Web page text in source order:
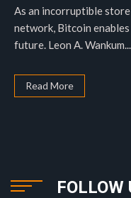
As an incorruptible
network, Bitcoin
future. Leon A. Wankum...
Read More
FOLLOW